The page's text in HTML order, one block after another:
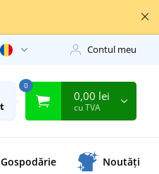
Contul meu
0
0,00 lei
cu TVA
Gospodărie Noutăți